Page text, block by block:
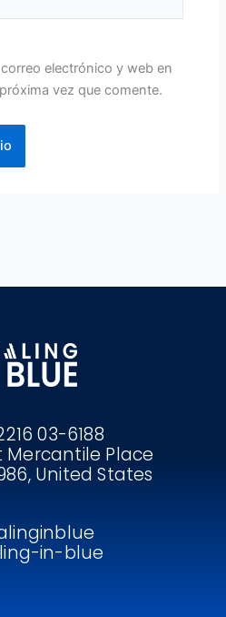
electrónico y web en
vez que comente.
03-6188
Mercantile Place
United States
in-blue